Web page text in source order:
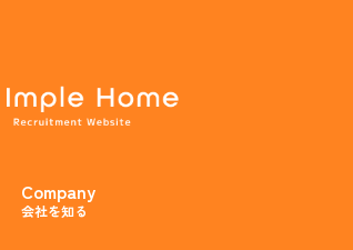
Company
会社を知る